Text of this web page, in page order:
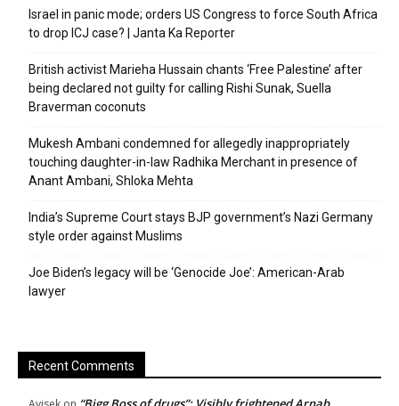
Israel in panic mode; orders US Congress to force South Africa
to drop ICJ case? | Janta Ka Reporter
British activist Marieha Hussain chants ‘Free Palestine’ after
being declared not guilty for calling Rishi Sunak, Suella
Braverman coconuts
Mukesh Ambani condemned for allegedly inappropriately
touching daughter-in-law Radhika Merchant in presence of
Anant Ambani, Shloka Mehta
India’s Supreme Court stays BJP government’s Nazi Germany
style order against Muslims
Joe Biden’s legacy will be ‘Genocide Joe’: American-Arab
lawyer
Recent Comments